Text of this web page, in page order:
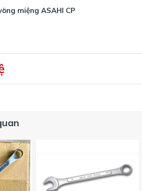
phân phối với giá cạnh tranh nhất
vui lòng liên hệ HOTLINE
miệng ASAHI CP